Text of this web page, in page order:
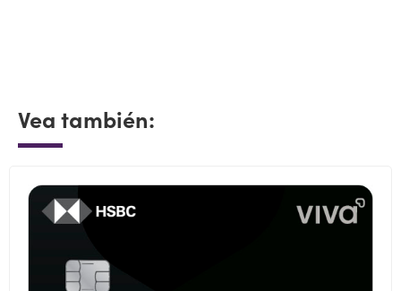
Vea también: